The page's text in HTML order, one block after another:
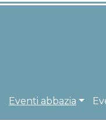
Eventi abbazia